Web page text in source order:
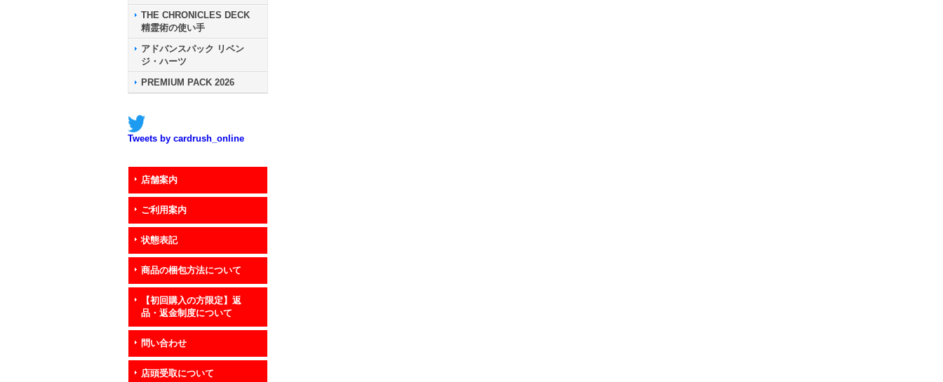
THE CHRONICLES DECK
精霊術の使い手
アドバンスパック リベン
ジ・ハーツ
PREMIUM PACK 2026
Tweets by cardrush_online
店舗案内
ご利用案内
状態表記
商品の梱包方法について
【初回購入の方限定】返
品・返金制度について
問い合わせ
店頭受取について